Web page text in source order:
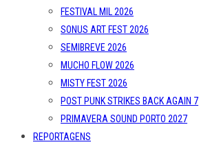
FESTIVAL MIL 2026
SONUS ART FEST 2026
SEMIBREVE 2026
MUCHO FLOW 2026
MISTY FEST 2026
POST PUNK STRIKES BACK AGAIN 7
PRIMAVERA SOUND PORTO 2027
REPORTAGENS